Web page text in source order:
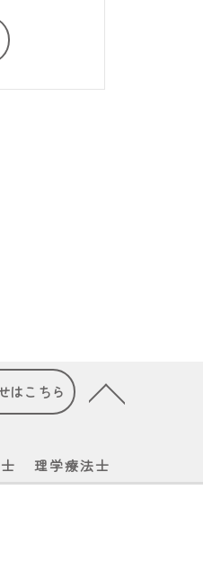
はこちら
理学療法士